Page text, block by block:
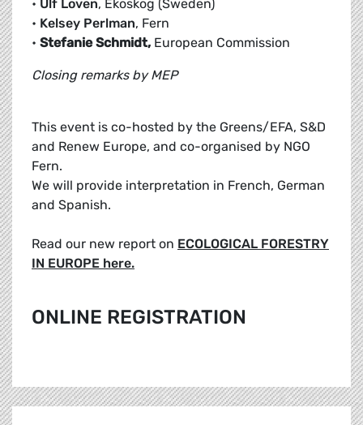
• Ulf Loven, Ekoskog (Sweden)
• Kelsey Perlman, Fern
• Stefanie Schmidt, European Commission
Closing remarks by MEP
This event is co-hosted by the Greens/EFA, S&D
and Renew Europe, and co-organised by NGO
Fern.
We will provide interpretation in French, German
and Spanish.
Read our new report on ECOLOGICAL FORESTRY
IN EUROPE here.
ONLINE REGISTRATION